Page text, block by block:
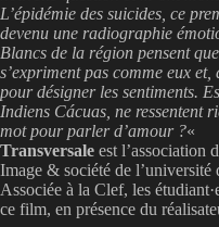
L’épidémie des suicides, ce
devenu une radiographie
Blancs de la région pensent
s’expriment pas comme eux
pour désigner les sentiments.
Indiens Cácuas, ne ressentent
mot pour parler d’amour ?«
Transversale est l’association
Image & société de l’université
Associée à la Clef, les
ce film, en présence du